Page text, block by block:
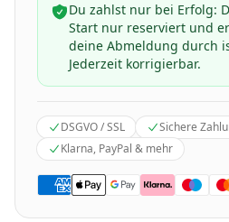
Du zahlst nur bei Erfolg:
Start nur reserviert und
deine Abmeldung durch
Jederzeit korrigierbar.
DSGVO / SSL
Sichere
Klarna, PayPal & mehr